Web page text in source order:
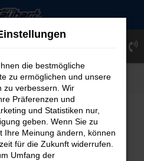
Fahrzeug-Showroom
SHOWROOM
die bestmögliche
zu ermöglichen und unsere
zu verbessern. Wir
Präferenzen und
und Statistiken nur,
geben. Wenn Sie zu
Ihre Meinung ändern, können
für die Zukunft widerrufen.
Umfang der